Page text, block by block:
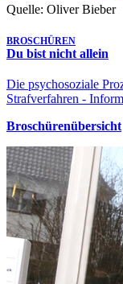
Quelle: Oliver Bieber
BROSCHÜREN
Du bist nicht allein
Die psychosoziale
Strafverfahren -
Broschürenübersicht